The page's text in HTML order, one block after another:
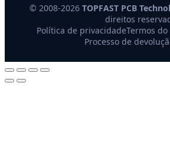
© 2008-2026 TOPFAST PCB
direitos
Política de privacidadeTermos
Processo de